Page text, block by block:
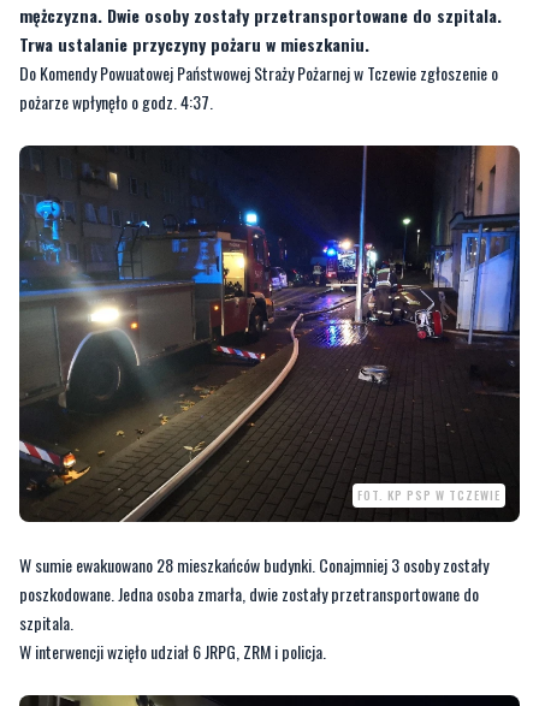
pożarze wpłynęło o godz. 4:37.
FOT. KP PSP W TCZEWIE
W sumie ewakuowano 28 mieszkańców budynki. Conajmniej 3 osoby zostały
poszkodowane. Jedna osoba zmarła, dwie zostały przetransportowane do
W interwencji wzięło udział 6 JRPG, ZRM i policja.